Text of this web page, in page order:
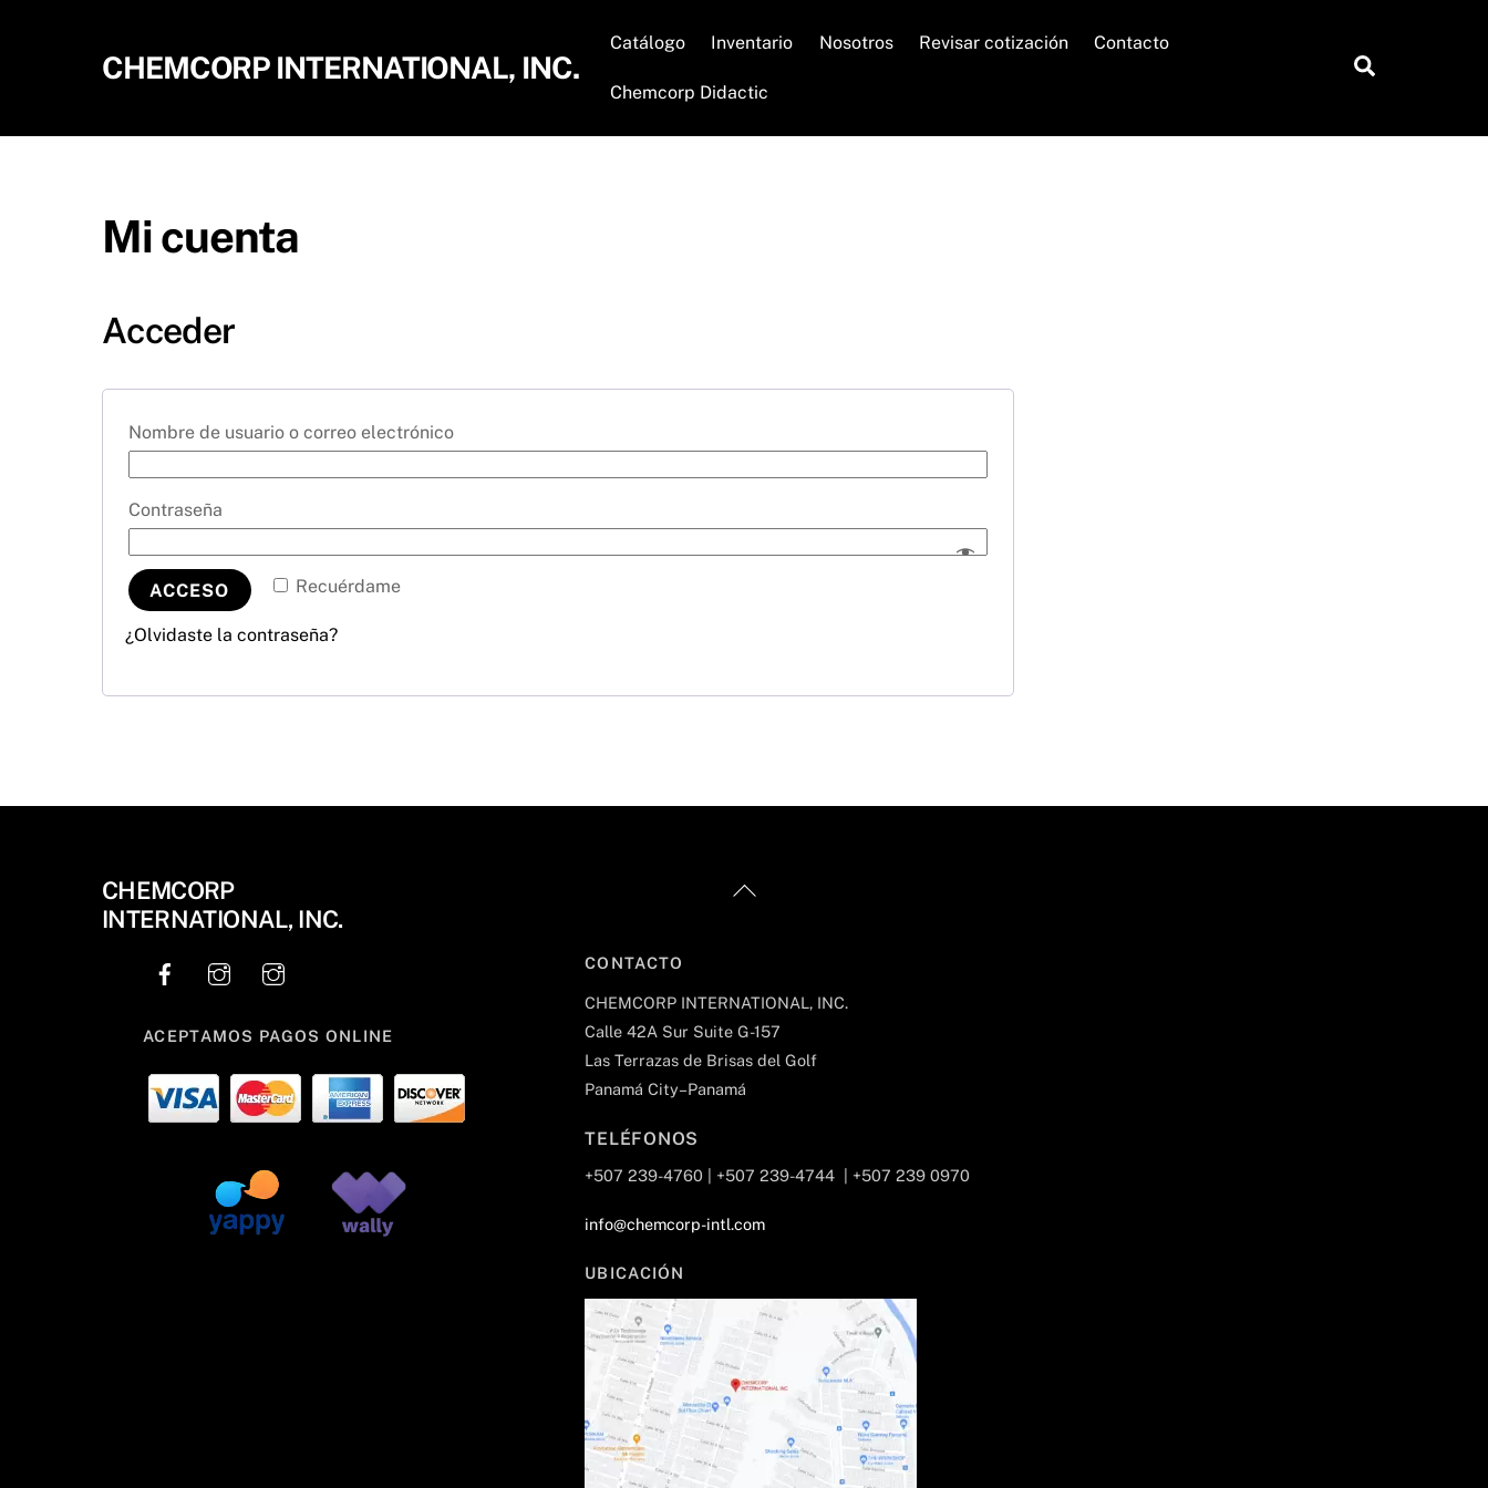
CHEMCORP INTERNATIONAL, INC.
Catálogo Inventario Nosotros Revisar cotización Contacto
Chemcorp Didactic
Mi cuenta
Acceder
Nombre de usuario o correo electrónico
Contraseña
Recuérdame
ACCESO
¿Olvidaste la contraseña?
Back
CHEMCORP
INTERNATIONAL, INC.
ACEPTAMOS PAGOS ONLINE
CONTACTO
CHEMCORP INTERNATIONAL, INC.
Calle 42A Sur Suite G-157
Las Terrazas de Brisas del Golf
Panamá City–Panamá
TELÉFONOS
+507 239-4760 | +507 239-4744 | +507 239 0970
info@chemcorp-intl.com
UBICACIÓN